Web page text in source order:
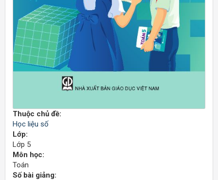
Thuộc chủ đề:
Học liệu số
Lớp:
Lớp 5
Môn học:
Toán
Số bài giảng: